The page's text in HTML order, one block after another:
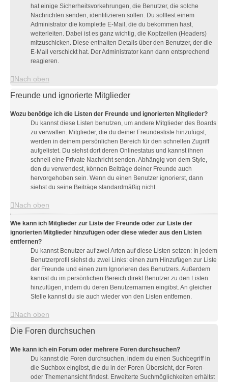
hat einige Sicherheitsvorkehrungen, die Benutzer, die solche
Nachrichten senden, identifizieren sollen. Du solltest einem
Administrator die komplette E-Mail, die du bekommen hast,
weiterleiten. Dabei ist es ganz wichtig, die Kopfzeilen (Headers)
mitzuschicken. Diese enthalten Details über den Benutzer, der die
E-Mail verschickt hat. Der Administrator kann dann entsprechend
reagieren.
Nach oben
Freunde und ignorierte Mitglieder
Wozu benötige ich die Listen der Freunde und ignorierten Mitglieder?
Du kannst diese Listen benutzen, um andere Mitglieder des Boards
zu verwalten. Mitglieder, die du deiner Freundesliste hinzufügst,
werden in deinem persönlichen Bereich für den schnellen Zugriff
aufgelistet. Du siehst dort deren Onlinestatus und kannst ihnen
schnell eine Private Nachricht senden. Abhängig von dem Style,
den du verwendest, können Beiträge deiner Freunde auch
hervorgehoben sein. Wenn du einen Benutzer ignorierst, dann
siehst du seine Beiträge standardmäßig nicht.
Nach oben
Wie kann ich Mitglieder zur Liste der Freunde oder zur Liste der
ignorierten Mitglieder hinzufügen oder diese wieder aus den Listen
entfernen?
Du kannst Benutzer auf zwei Arten auf diese Listen setzen: In jedem
Benutzerprofil siehst du zwei Links: einen zum Hinzufügen zur Liste
der Freunde und einen zum Ignorieren des Benutzers. Außerdem
kannst du im persönlichen Bereich direkt Benutzer zu den Listen
hinzufügen, indem du deren Benutzernamen eingibst. An gleicher
Stelle kannst du sie auch wieder von den Listen entfernen.
Nach oben
Die Foren durchsuchen
Wie kann ich ein Forum oder mehrere Foren durchsuchen?
Du kannst die Foren durchsuchen, indem du einen Suchbegriff in
die Suchbox eingibst, die du in der Foren-Übersicht, der Foren-
oder Themenansicht findest. Erweiterte Suchmöglichkeiten erhältst